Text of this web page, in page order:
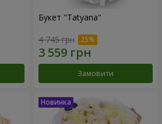
Букет "Tatyana"
4 745 грн
Замовити